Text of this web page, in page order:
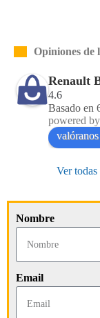
Opiniones de
Renault
4.6
Basado en
powered by
Ver todas
Nombre
Email